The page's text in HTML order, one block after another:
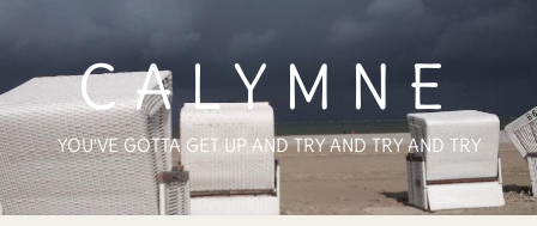
CALYMNE
YOU'VE GOTTA GET UP AND TRY AND TRY AND TRY